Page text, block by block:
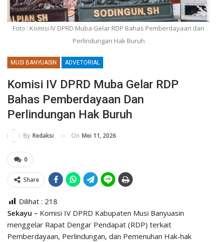
Foto : Komisi IV DPRD Muba Gelar RDP Bahas Pemberdayaan dan
Perlindungan Hak Buruh
MUSI BANYUASIN ADVETORIAL
Komisi IV DPRD Muba Gelar RDP
Bahas Pemberdayaan Dan
Perlindungan Hak Buruh
By Redaksi On Mei 11, 2026
0
Share
Dilihat : 218
Sekayu – Komisi IV DPRD Kabupaten Musi Banyuasin
menggelar Rapat Dengar Pendapat (RDP) terkait
Pemberdayaan, Perlindungan, dan Pemenuhan Hak-hak